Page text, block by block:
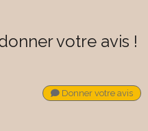
votre avis !
Donner votre avis